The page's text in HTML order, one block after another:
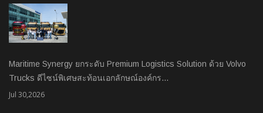
Maritime Synergy ยกระดับ Premium Logistics Solution ด้วย Volvo
Trucks ดีไซน์พิเศษสะท้อนเอกลักษณ์องค์กร…
Jul 30,2026